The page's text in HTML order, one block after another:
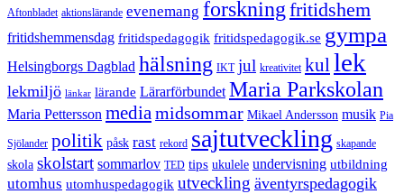
Aftonbladet aktionslärande evenemang forskningfritidshem
fritidshemmensdag fritidspedagogik fritidspedagogik.se gympa
Helsingborgs Dagblad hälsning IKT jul kreativitet kul lek
lekmiljö länkar lärande Lärarförbundet Maria Parkskolan
Maria Pettersson mediamidsommar Mikael Andersson musik Pia
Sjölander politik påsk rast rekord sajtutveckling skapande
skola skolstart sommarlov TED tips ukulele undervisning utbildning
utomhus utomhuspedagogik utveckling äventyrspedagogik